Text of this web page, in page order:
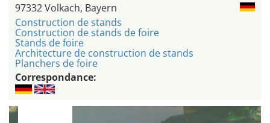
97332 Volkach, Bayern
Construction de stands
Construction de stands de foire
Stands de foire
Architecture de construction de stands
Planchers de foire
Correspondance: